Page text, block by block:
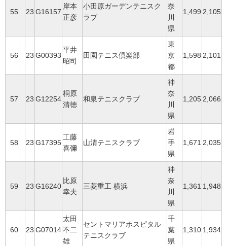
55 23 G16157
岸本
正彦
小田原ガーデンテニスク
ラブ
奈
川
県
1,499 2,105
56 23 G00393
平井
昭司
田園テニス倶楽部
東
京
都
1,598 2,101
57 23 G12254
桐原
清徳
和泉テニスクラブ
神
奈
川
県
1,205 2,066
58 23 G17395
工藤
喜彌
山清テニスクラブ
岩
手
県
1,671 2,035
59 23 G16240
比原
幸夫
三菱重工 横浜
神
奈
川
県
1,361 1,948
60 23 G07014
太田
不二
雄
セントマリアホスピタル
テニスクラブ
千
葉
県
1,310 1,934